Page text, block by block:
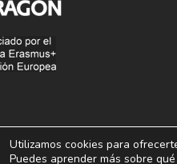
Superior de Música de Aragón.
Utilizamos cookies para
Puedes aprender más sobre